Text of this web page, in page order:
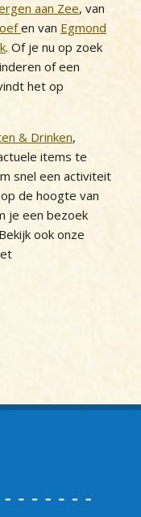
aan Zee, van
en van Egmond
. Of je nu op zoek
of een
het op
& Drinken,
items te
snel een activiteit
de hoogte van
je een bezoek
ook onze